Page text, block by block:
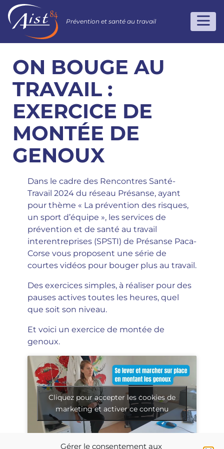
Gérer le consentement aux
Prévention et santé au travail
ON BOUGE AU
TRAVAIL :
EXERCICE DE
MONTÉE DE
GENOUX
Dans le cadre des Rencontres Santé-
Travail 2024 du réseau Présanse, ayant
pour thème « La prévention des risques,
un sport d’équipe », les services de
prévention et de santé au travail
interentreprises (SPSTI) de Présanse Paca-
Corse vous proposent une série de
courtes vidéos pour bouger plus au travail.
Des exercices simples, à réaliser pour des
pauses actives toutes les heures, quel
que soit son niveau.
Et voici un exercice de montée de
genoux.
Cliquez pour accepter les cookies de
marketing et activer ce contenu